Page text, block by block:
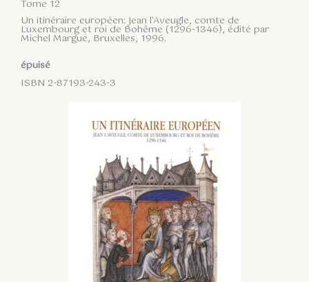
Tome 12
Un itinéraire européen: Jean l'Aveugle, comte de
Luxembourg et roi de Bohême (1296-1346), édité par
Michel Margue, Bruxelles, 1996.
épuisé
ISBN 2-87193-243-3